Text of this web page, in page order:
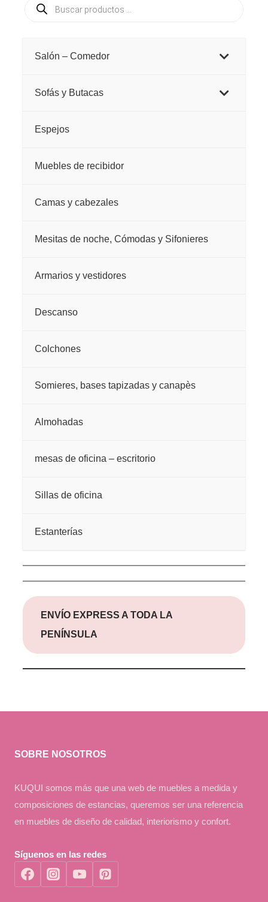
Salón – Comedor
Sofás y Butacas
Espejos
Muebles de recibidor
Camas y cabezales
Mesitas de noche, Cómodas y Sifonieres
Armarios y vestidores
Descanso
Colchones
Somieres, bases tapizadas y canapès
Almohadas
mesas de oficina – escritorio
Sillas de oficina
Estanterías
ENVÍO EXPRESS A TODA LA
PENÍNSULA
SOBRE NOSOTROS
KUQUI somos más que una web de muebles a medida y
composiciones de estancias, queremos ser una referencia
en muebles de diseño de calidad, interiorismo y confort.
Síguenos en las redes